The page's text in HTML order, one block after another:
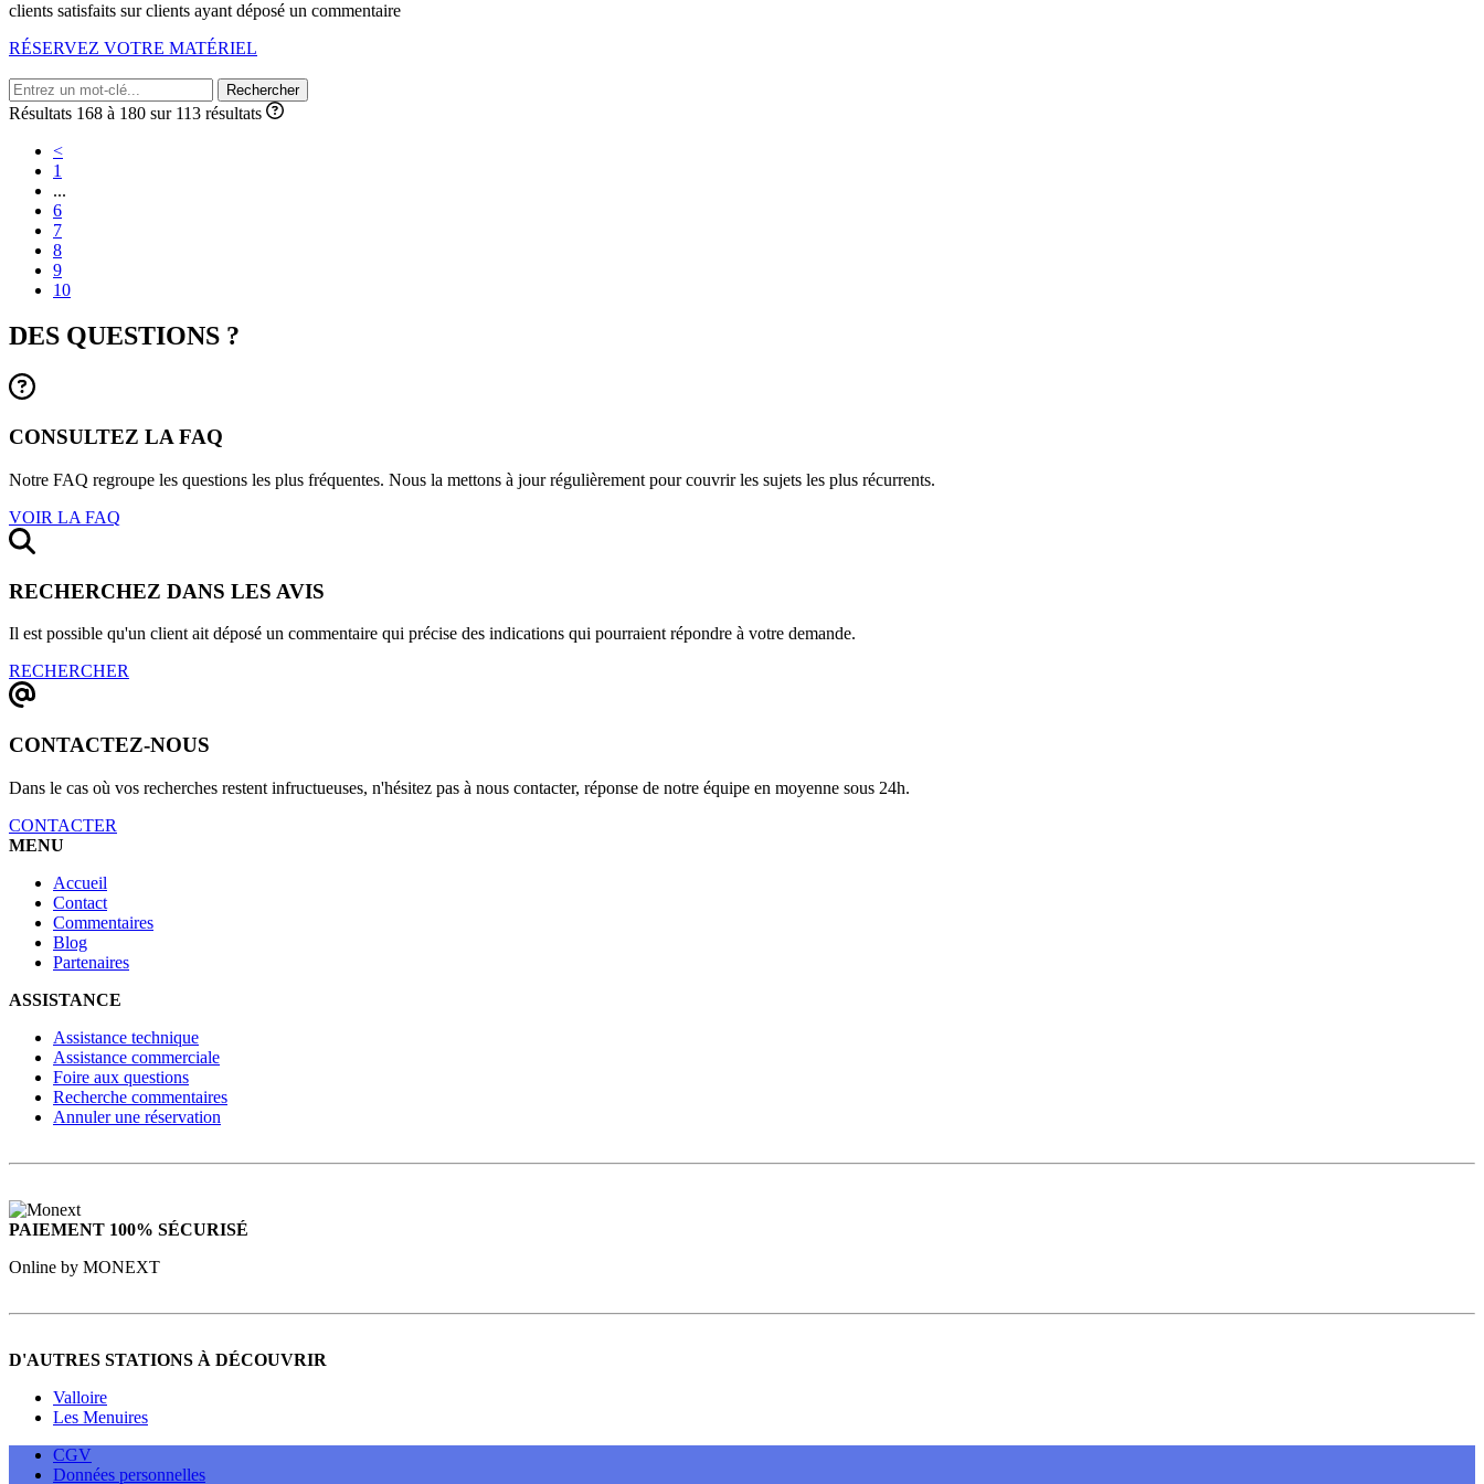
clients satisfaits surclients ayant déposé un commentaire
RÉSERVEZ VOTRE MATÉRIEL
Rechercher
Résultats 168 à 180 sur 113 résultats
<
1
...
6
7
8
9
10
DES QUESTIONS ?
CONSULTEZ LA FAQ
Notre FAQ regroupe les questions les plus fréquentes. Nous la mettons à jour régulièrement pour couvrir les sujets les plus récurrents.
VOIR LA FAQ
RECHERCHEZ DANS LES AVIS
Il est possible qu'un client ait déposé un commentaire qui précise des indications qui pourraient répondre à votre demande.
RECHERCHER
CONTACTEZ-NOUS
Dans le cas où vos recherches restent infructueuses, n'hésitez pas à nous contacter, réponse de notre équipe en moyenne sous 24h.
CONTACTER
MENU
Accueil
Contact
Commentaires
Blog
Partenaires
ASSISTANCE
Assistance technique
Assistance commerciale
Foire aux questions
Recherche commentaires
Annuler une réservation
PAIEMENT 100% SÉCURISÉ
Online by MONEXT
D'AUTRES STATIONS À DÉCOUVRIR
Valloire
Les Menuires
CGV
Données personnelles